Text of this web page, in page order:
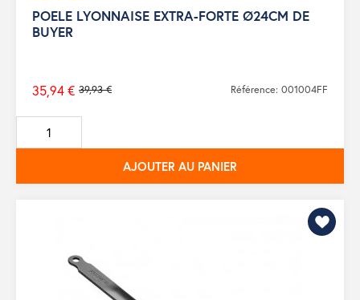
POELE LYONNAISE EXTRA-FORTE Ø24CM DE
BUYER
Prix
de
base
39,93 €
35,94 € Référence: 001004FF
AJOUTER AU PANIER